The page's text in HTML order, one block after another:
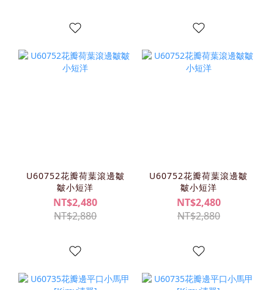
U60752花瓣荷葉滾邊皺
皺小短洋
NT$2,480
NT$2,880
U60752花瓣荷葉滾邊皺
皺小短洋
NT$2,480
NT$2,880